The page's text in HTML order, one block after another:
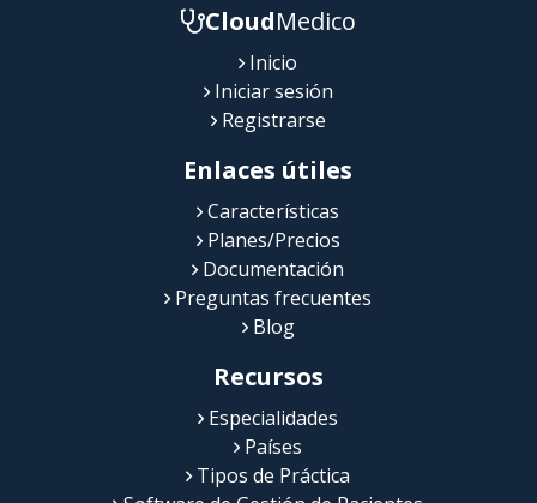
CloudMedico
Inicio
Iniciar sesión
Registrarse
Enlaces útiles
Características
Planes/Precios
Documentación
Preguntas frecuentes
Blog
Recursos
Especialidades
Países
Tipos de Práctica